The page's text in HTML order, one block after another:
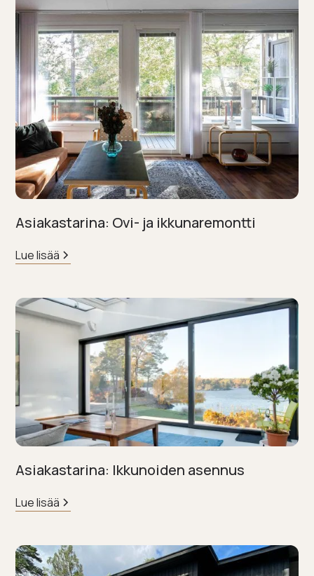
Asiakastarina: Ovi- ja ikkunaremontti
Lue lisää
Asiakastarina: Ikkunoiden asennus
Lue lisää